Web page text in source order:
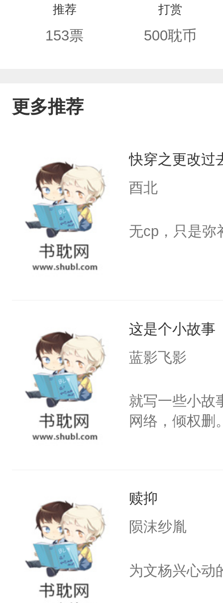
推荐
153票
打赏
500耽币
更多推荐
快穿之更改过
酉北
无cp，只是弥
这是个小故事
蓝影飞影
就写一些小故
网络，倾权删
赎抑
陨沫纱胤
为文杨兴心动